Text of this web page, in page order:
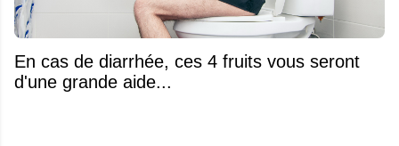
En cas de diarrhée, ces 4 fruits vous seront
d'une grande aide...